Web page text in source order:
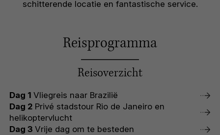
schitterende locatie en fantastische service.
Reisprogramma
Reisoverzicht
Dag 1 Vliegreis naar Brazilië
Dag 2 Privé stadstour Rio de Janeiro en
helikoptervlucht
Dag 3 Vrije dag om te besteden